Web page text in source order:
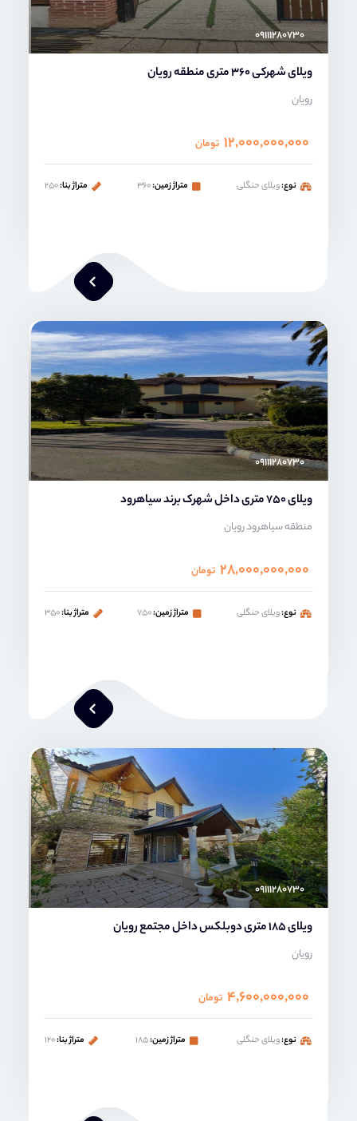
۰۹۱۱۱۲۸۰۷۳۰
ویلای شهرکی 360 متری منطقه رویان
رویان
۱۲,۰۰۰,۰۰۰,۰۰۰ تومان
نوع:ویلای حنگلی متراژ زمین:۳۶۰ متراژ بنا:۲۵۰
محمد صنعتی
۰۹۱۱۱۲۸۰۷۳۰
ویلای 750 متری داخل شهرک برند سیاهرود
منطقه سیاهرود رویان
۲۸,۰۰۰,۰۰۰,۰۰۰ تومان
نوع:ویلای حنگلی متراژ زمین:۷۵۰ متراژ بنا:۳۵۰
۰۹۱۱۱۲۸۰۷۳۰
ویلای 185 متری دوبلکس داخل مجتمع رویان
رویان
۴,۶۰۰,۰۰۰,۰۰۰ تومان
نوع:ویلای حنگلی متراژ زمین:۱۸۵ متراژ بنا:۱۲۰